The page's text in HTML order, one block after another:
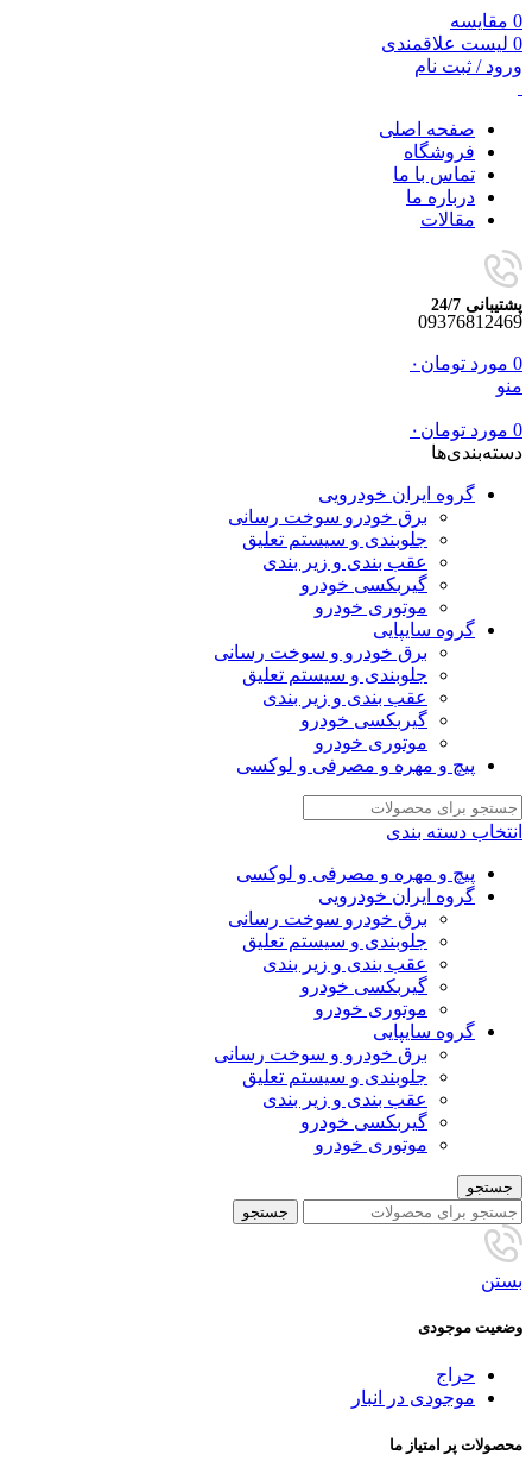
0 مقایسه
0 لیست علاقمندی
ورود / ثبت نام
صفحه اصلی
فروشگاه
تماس با ما
درباره ما
مقالات
پشتیبانی 24/7
09376812469
0 مورد تومان ۰
منو
0 مورد تومان ۰
دسته‌بندی‌ها
گروه ایران خودرویی
برق خودرو سوخت رسانی
جلوبندی و سیستم تعلیق
عقب بندی و زیر بندی
گیربکسی خودرو
موتوری خودرو
گروه سایپایی
برق خودرو و سوخت رسانی
جلوبندی و سیستم تعلیق
عقب بندی و زیر بندی
گیربکسی خودرو
موتوری خودرو
پیچ و مهره و مصرفی و لوکسی
انتخاب دسته بندی
پیچ و مهره و مصرفی و لوکسی
گروه ایران خودرویی
برق خودرو سوخت رسانی
جلوبندی و سیستم تعلیق
عقب بندی و زیر بندی
گیربکسی خودرو
موتوری خودرو
گروه سایپایی
برق خودرو و سوخت رسانی
جلوبندی و سیستم تعلیق
عقب بندی و زیر بندی
گیربکسی خودرو
موتوری خودرو
جستجو
جستجو
بستن
وضعیت موجودی
حراج
موجودی در انبار
محصولات پر امتیاز ما